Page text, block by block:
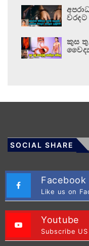
කුස
SOCIAL SHARE
Facebook
Like us on
Youtube
Subscribe US